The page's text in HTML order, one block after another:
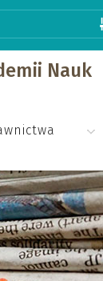
Nauk